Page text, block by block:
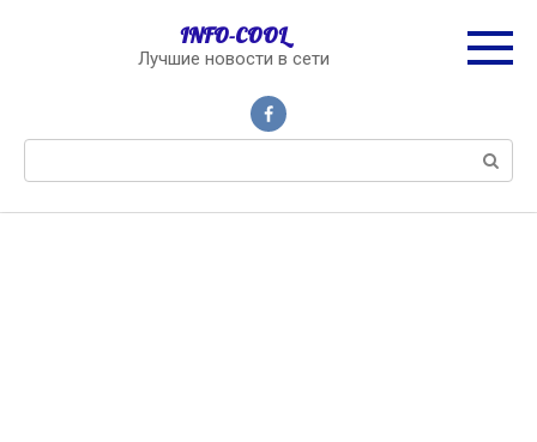
INFO-COOL
Лучшие новости в сети